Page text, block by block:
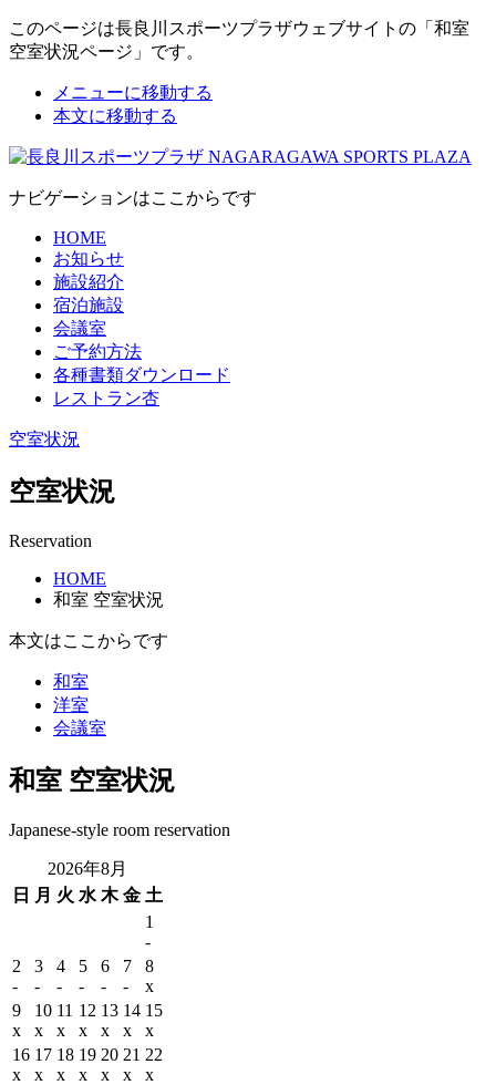
このページは長良川スポーツプラザウェブサイトの「和室
空室状況ページ」です。
メニューに移動する
本文に移動する
ナビゲーションはここからです
HOME
お知らせ
施設紹介
宿泊施設
会議室
ご予約方法
各種書類ダウンロード
レストラン杏
空室状況
空室状況
Reservation
HOME
和室 空室状況
本文はここからです
和室
洋室
会議室
和室 空室状況
Japanese-style room reservation
2026年8月
日
月 火 水 木 金 土
1
-
2
-
3
-
4
-
5
-
6
-
7
-
8
x
9
x
10
x
11
x
12
x
13
x
14
x
15
x
16
x
17
x
18
x
19
x
20
x
21
x
22
x